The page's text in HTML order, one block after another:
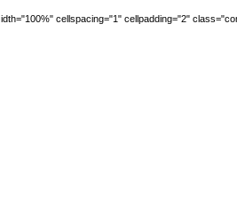
idth="100%" cellspacing="1" cellpadding="2"